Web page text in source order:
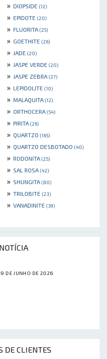
» DIOPSIDE (12)
» EPIDOTE (20)
» FLUORITA (25)
» GOETHITE (26)
» JADE (20)
» JASPE VERDE (20)
» JASPE ZEBRA (27)
» LEPIDOLITE (10)
» MALAQUITA (12)
» ORTHOCERA (54)
» PIRITA (26)
» QUARTZO (165)
» QUARTZO DESBOTADO (40)
» RODONITA (25)
» SAL ROSA (42)
» SHUNGITA (80)
» TRILOBITE (23)
» VANADINITE (39)
DE JUNHO DE 2026
DE CLIENTES